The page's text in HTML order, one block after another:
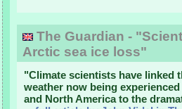
The Guardian -
Arctic sea ice loss"
"Climate scientists have linked
weather now being
and North America to the